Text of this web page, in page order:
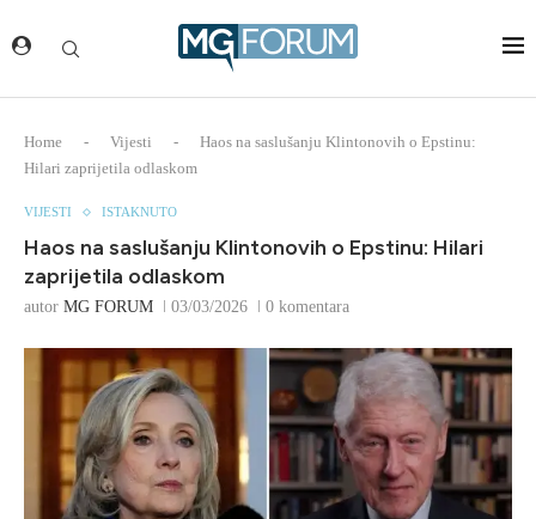
Home - Vijesti -
Haos na saslušanju Klintonovih o Epstinu:
Hilari zaprijetila odlaskom
VIJESTI ISTAKNUTO
Haos na saslušanju Klintonovih o Epstinu: Hilari
zaprijetila odlaskom
autor MG FORUM 03/03/2026 0 komentara